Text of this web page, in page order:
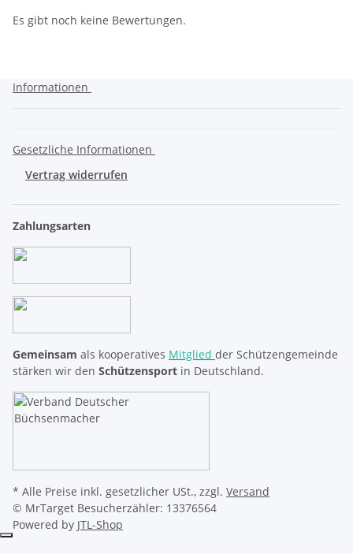
Es gibt noch keine Bewertungen.
Informationen
Gesetzliche Informationen
Vertrag widerrufen
Zahlungsarten
Gemeinsam als kooperatives Mitglied der Schützengemeinde
stärken wir den Schützensport in Deutschland.
* Alle Preise inkl. gesetzlicher USt., zzgl. Versand
© MrTarget Besucherzähler: 13376564
Powered by JTL-Shop